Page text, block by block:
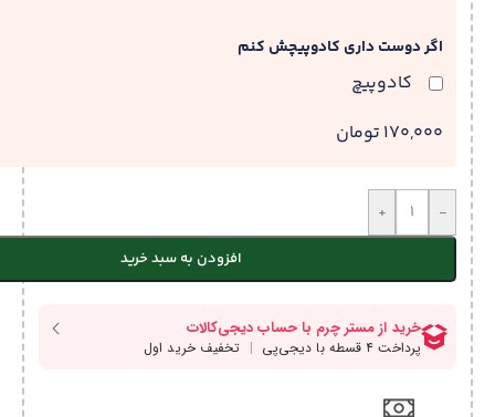
اگر دوست داری کادوپیچش کنم
کادوپیچ
170,000 تومان
-
+
افزودن به سبد خرید